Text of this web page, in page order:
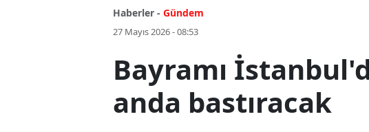
Haberler - Gündem
27 Mayıs 2026 - 08:53
Bayramı
anda bastıracak